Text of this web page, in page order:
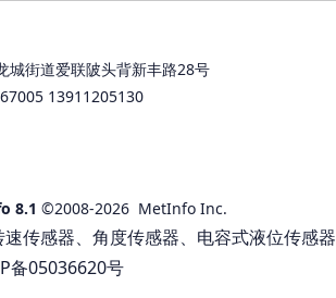
城街道爱联陂头背新丰路28号
13911205130
8.1 ©2008-2026 MetInfo Inc.
传感器、角度传感器、电容式液位传感器
备05036620号